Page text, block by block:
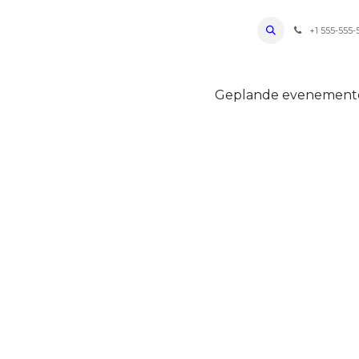
Bevoorradingen FAQ+1 555-555-
Geplande